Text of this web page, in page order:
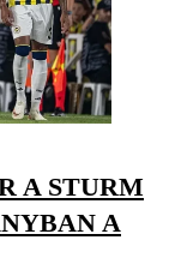
A STURM
A